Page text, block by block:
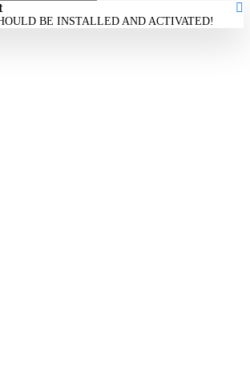
BE INSTALLED AND ACTIVATED!